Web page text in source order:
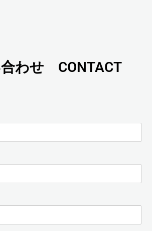
わせ CONTACT